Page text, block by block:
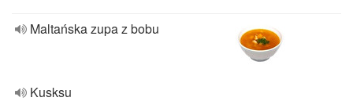
Maltańska zupa z bobu
Kusksu